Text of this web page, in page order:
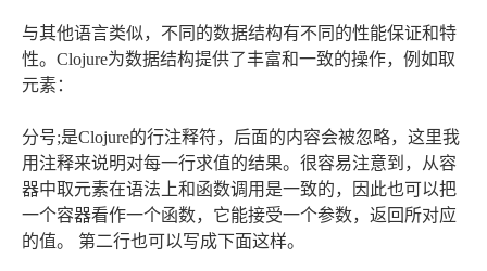
与其他语言类似，不同的数据结构有不同的性能保证和特
性。Clojure为数据结构提供了丰富和一致的操作，例如取
元素：
分号;是Clojure的行注释符，后面的内容会被忽略，这里我
用注释来说明对每一行求值的结果。很容易注意到，从容
器中取元素在语法上和函数调用是一致的，因此也可以把
一个容器看作一个函数，它能接受一个参数，返回所对应
的值。 第二行也可以写成下面这样。